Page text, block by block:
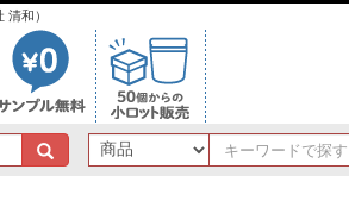
和）
キ
ー